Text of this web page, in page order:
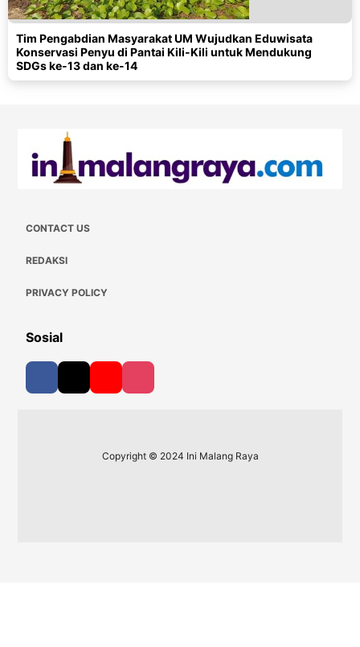
Tim Pengabdian Masyarakat UM Wujudkan Eduwisata
Konservasi Penyu di Pantai Kili-Kili untuk Mendukung
SDGs ke-13 dan ke-14
CONTACT US
REDAKSI
PRIVACY POLICY
Sosial
Copyright © 2024 Ini Malang Raya